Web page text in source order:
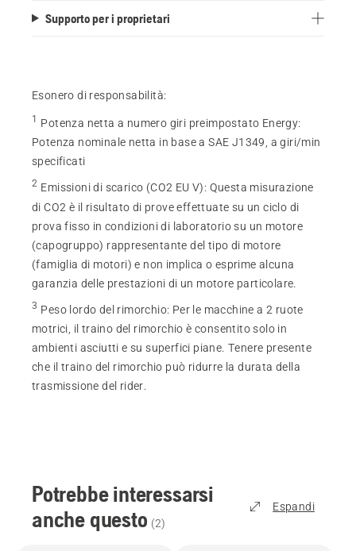
Supporto per i proprietari
Esonero di responsabilità:
1 Potenza netta a numero giri preimpostato Energy:
Potenza nominale netta in base a SAE J1349, a giri/min
specificati
2 Emissioni di scarico (CO2 EU V): Questa misurazione
di CO2 è il risultato di prove effettuate su un ciclo di
prova fisso in condizioni di laboratorio su un motore
(capogruppo) rappresentante del tipo di motore
(famiglia di motori) e non implica o esprime alcuna
garanzia delle prestazioni di un motore particolare.
3 Peso lordo del rimorchio: Per le macchine a 2 ruote
motrici, il traino del rimorchio è consentito solo in
ambienti asciutti e su superfici piane. Tenere presente
che il traino del rimorchio può ridurre la durata della
trasmissione del rider.
Potrebbe interessarsi
anche questo (2)
Espandi